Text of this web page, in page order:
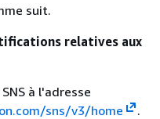
suit.
relatives aux
à l'adresse
sns/v3/home
.